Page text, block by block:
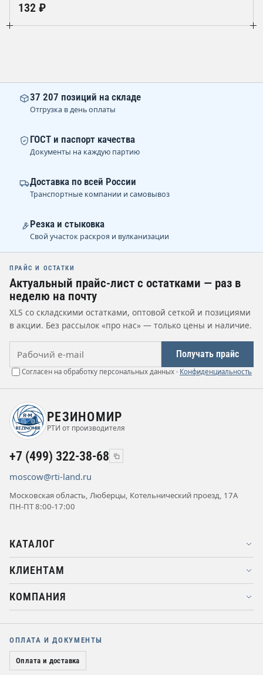
132 ₽
37 207 позиций на складе
Отгрузка в день оплаты
ГОСТ и паспорт качества
Документы на каждую партию
Доставка по всей России
Транспортные компании и самовывоз
Резка и стыковка
Свой участок раскроя и вулканизации
ПРАЙС И ОСТАТКИ
Актуальный прайс-лист с остатками — раз в
неделю на почту
XLS со складскими остатками, оптовой сеткой и позициями
в акции. Без рассылок «про нас» — только цены и наличие.
Получать прайс
Согласен на обработку персональных данных · Конфиденциальность
РЕЗИНОМИР
РТИ от производителя
+7 (499) 322-38-68
moscow@rti-land.ru
Московская область, Люберцы, Котельнический проезд, 17А
ПН-ПТ 8:00-17:00
КАТАЛОГ
КЛИЕНТАМ
КОМПАНИЯ
ОПЛАТА И ДОКУМЕНТЫ
Оплата и доставка